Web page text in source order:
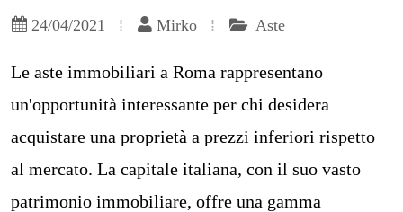
24/04/2021
Mirko Aste
Le aste immobiliari a Roma rappresentano
un'opportunità interessante per chi desidera
acquistare una proprietà a prezzi inferiori rispetto
al mercato. La capitale italiana, con il suo vasto
patrimonio immobiliare, offre una gamma